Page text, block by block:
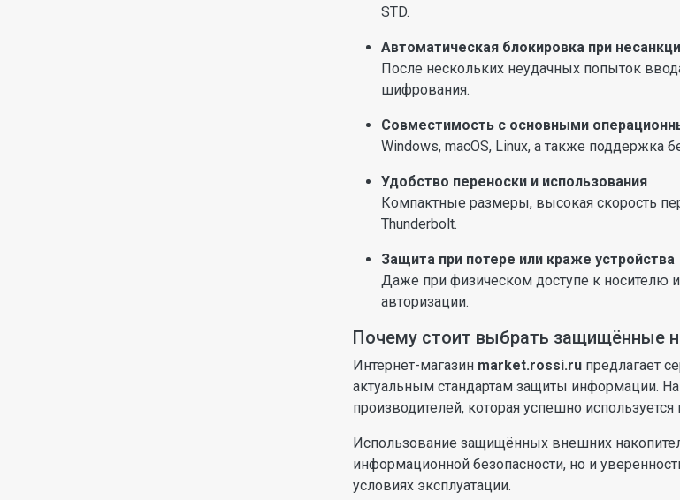
STD.
Автоматическая блокировка при
После нескольких неудачных попыток
шифрования.
Совместимость с основными
Windows, macOS, Linux, а также поддержка
Удобство переноски и использования
Компактные размеры, высокая скорость
Thunderbolt.
Защита при потере или краже устройства
Даже при физическом доступе к носителю
авторизации.
Почему стоит выбрать защищённые
Интернет-магазин market.rossi.ru предлагает
актуальным стандартам защиты информации.
производителей, которая успешно
Использование защищённых внешних
информационной безопасности, но и
условиях эксплуатации.